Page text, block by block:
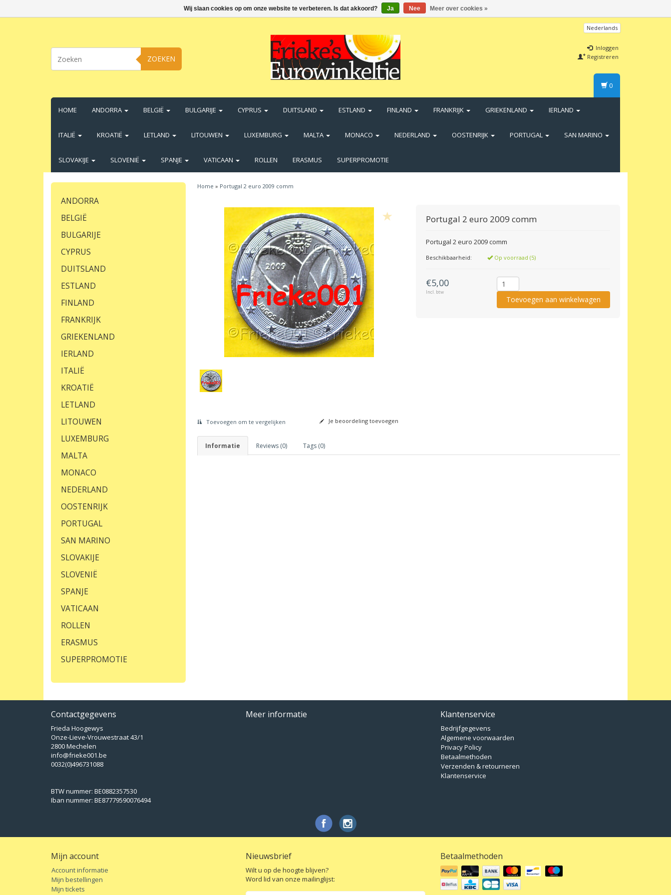
ZOEKEN
Nederlands
Inloggen
Registreren
HOME ANDORRA BELGIË BULGARIJE CYPRUS DUITSLAND ESTLAND FINLAND FRANKRIJK GRIEKENLAND IERLAND
ITALIË KROATIË LETLAND LITOUWEN LUXEMBURG MALTA MONACO NEDERLAND OOSTENRIJK PORTUGAL SAN MARINO
SLOVAKIJE SLOVENIË SPANJE VATICAAN ROLLEN ERASMUS SUPERPROMOTIE
0
ANDORRA
BELGIË
BULGARIJE
CYPRUS
DUITSLAND
ESTLAND
FINLAND
FRANKRIJK
GRIEKENLAND
IERLAND
ITALIË
KROATIË
LETLAND
LITOUWEN
LUXEMBURG
MALTA
MONACO
NEDERLAND
OOSTENRIJK
PORTUGAL
SAN MARINO
SLOVAKIJE
SLOVENIË
SPANJE
VATICAAN
ROLLEN
ERASMUS
SUPERPROMOTIE
Home » Portugal 2 euro 2009 comm
Portugal 2 euro 2009 comm
Portugal 2 euro 2009 comm
Beschikbaarheid: Op voorraad (5)
€5,00
Incl. btw
Toevoegen om te vergelijken Je beoordeling toevoegen
Informatie Reviews (0) Tags (0)
Contactgegevens
Frieda Hoogewys
Onze-Lieve-Vrouwestraat 43/1
2800 Mechelen
info@frieke001.be
0032(0)496731088
BTW nummer: BE0882357530
Iban nummer: BE87779590076494
Meer informatie Klantenservice
Bedrijfgegevens
Algemene voorwaarden
Privacy Policy
Betaalmethoden
Verzenden & retourneren
Klantenservice
Mijn account
Account informatie
Mijn bestellingen
Mijn tickets
Nieuwsbrief
Wilt u op de hoogte blijven?
Word lid van onze mailinglijst:
Betaalmethoden
Wij slaan cookies op om onze website te verbeteren. Is dat akkoord? Ja Nee Meer over cookies »